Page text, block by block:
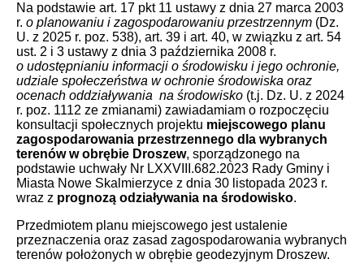
Na podstawie art. 17 pkt 11 ustawy z dnia 27 marca 2003
r. o planowaniu i zagospodarowaniu przestrzennym (Dz.
U. z 2025 r. poz. 538), art. 39 i art. 40, w związku z art. 54
ust. 2 i 3 ustawy z dnia 3 października 2008 r.
o udostępnianiu informacji o środowisku i jego ochronie,
udziale społeczeństwa w ochronie środowiska oraz
ocenach oddziaływania na środowisko (t.j. Dz. U. z 2024
r. poz. 1112 ze zmianami) zawiadamiam o rozpoczęciu
konsultacji społecznych projektu miejscowego planu
zagospodarowania przestrzennego dla wybranych
terenów w obrębie Droszew, sporządzonego na
podstawie uchwały Nr LXXVIII.682.2023 Rady Gminy i
Miasta Nowe Skalmierzyce z dnia 30 listopada 2023 r.
wraz z prognozą odziaływania na środowisko.
Przedmiotem planu miejscowego jest ustalenie
przeznaczenia oraz zasad zagospodarowania wybranych
terenów położonych w obrębie geodezyjnym Droszew.